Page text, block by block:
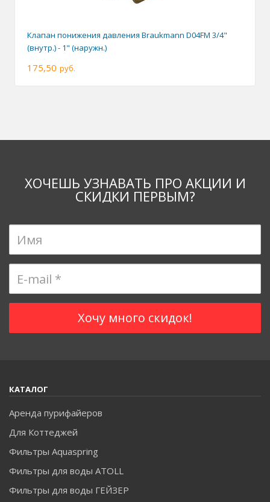
Клапан понижения давления Braukmann D04FM 3/4"
(внутр.) - 1" (наружн.)
175,50 руб.
ХОЧЕШЬ УЗНАВАТЬ ПРО АКЦИИ И
СКИДКИ ПЕРВЫМ?
КАТАЛОГ
Аренда пурифайеров
Для Коттеджей
Фильтры Aquaspring
Фильтры для воды ATOLL
Фильтры для воды ГЕЙЗЕР